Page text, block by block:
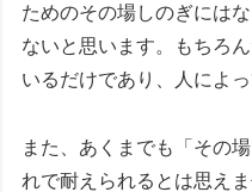
ためのその場しのぎには
ないと思います。もちろ
いるだけであり、人によ
また、あくまでも「その
れで耐えられるとは思え